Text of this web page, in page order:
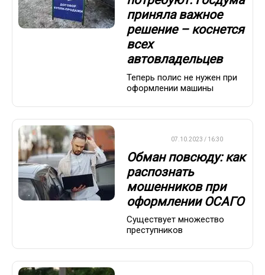
приняла важное
решение – коснется
всех
автовладельцев
Теперь полис не нужен при
оформлении машины
07.10.2023 / 16:30
Обман повсюду: как
распознать
мошенников при
оформлении ОСАГО
Существует множество
преступников